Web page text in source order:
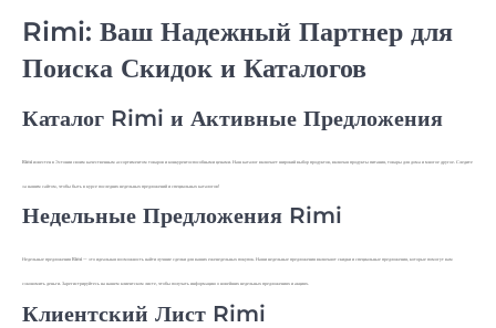
Rimi: Ваш Надежный Партнер для
Поиска Скидок и Каталогов
Каталог Rimi и Активные Предложения
Rimi известен в Эстонии своим качественным ассортиментом товаров и конкурентоспособными ценами. Наш каталог включает широкий выбор продуктов, включая продукты питания, товары для дома и многое другое. Следите
за нашим сайтом, чтобы быть в курсе последних недельных предложений и специальных каталогов!
Недельные Предложения Rimi
Недельные предложения Rimi — это идеальная возможность найти лучшие сделки для ваших еженедельных покупок. Наши недельные предложения включают скидки и специальные предложения, которые помогут вам
сэкономить деньги. Зарегистрируйтесь на нашем клиентском листе, чтобы получать информацию о новейших недельных предложениях и акциях.
Клиентский Лист Rimi